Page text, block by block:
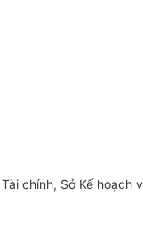
Tài chính, Sở Kế hoạch